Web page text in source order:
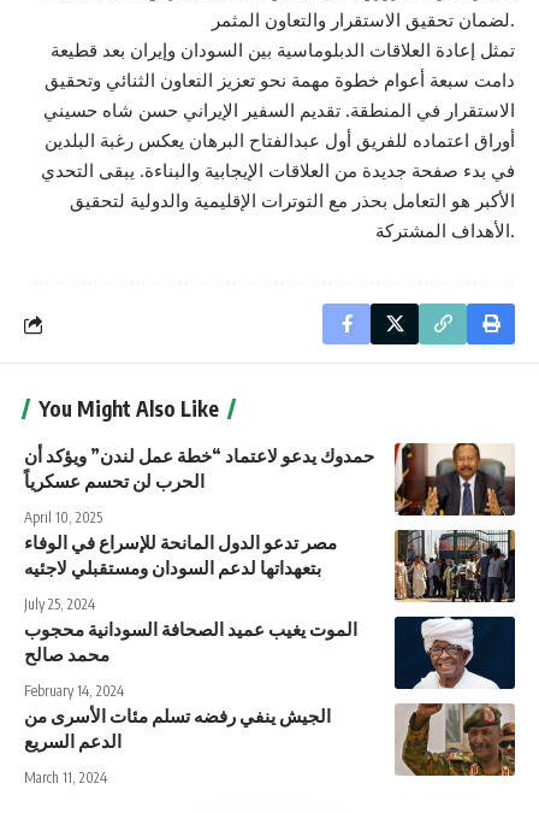
لضمان تحقيق الاستقرار والتعاون المثمر.
تمثل إعادة العلاقات الدبلوماسية بين السودان وإيران بعد قطيعة
دامت سبعة أعوام خطوة مهمة نحو تعزيز التعاون الثنائي وتحقيق
الاستقرار في المنطقة. تقديم السفير الإيراني حسن شاه حسيني
أوراق اعتماده للفريق أول عبدالفتاح البرهان يعكس رغبة البلدين
في بدء صفحة جديدة من العلاقات الإيجابية والبناءة. يبقى التحدي
الأكبر هو التعامل بحذر مع التوترات الإقليمية والدولية لتحقيق
الأهداف المشتركة.
You Might Also Like
حمدوك يدعو لاعتماد “خطة عمل لندن” ويؤكد أن
الحرب لن تحسم عسكرياً
April 10, 2025
مصر تدعو الدول المانحة للإسراع في الوفاء
بتعهداتها لدعم السودان ومستقبلي لاجئيه
July 25, 2024
الموت يغيب عميد الصحافة السودانية محجوب
محمد صالح
February 14, 2024
الجيش ينفي رفضه تسلم مئات الأسرى من
الدعم السريع
March 11, 2024